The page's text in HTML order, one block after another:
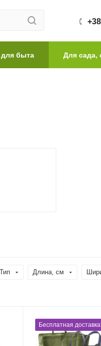
быта Для сада,
Тип Длина, cм
Бесплатная